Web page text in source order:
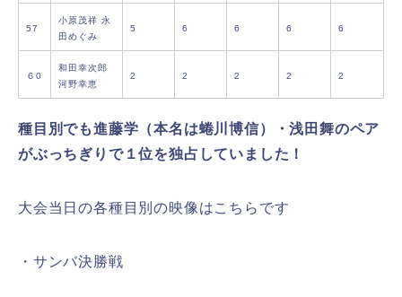
57
小原茂祥 永
田めぐみ
5 6 6 6 6
６0
和田幸次郎
河野幸恵
2 2 2 2 2
種目別でも進藤学（本名は蜷川博信）・浅田舞のペア
がぶっちぎりで１位を独占していました！
大会当日の各種目別の映像はこちらです
・サンバ決勝戦